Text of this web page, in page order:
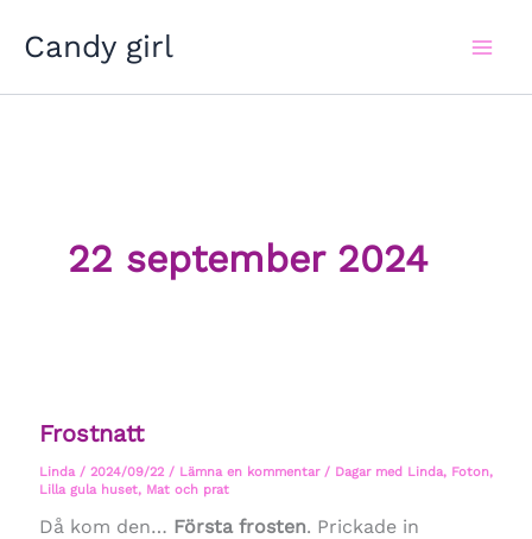
Candy girl
22 september 2024
Frostnatt
Linda / 2024/09/22 / Lämna en kommentar / Dagar med Linda, Foton,
Lilla gula huset, Mat och prat
Då kom den… Första frosten. Prickade in